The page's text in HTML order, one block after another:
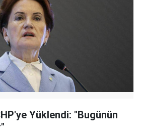
Yüklendi: "Bugünün